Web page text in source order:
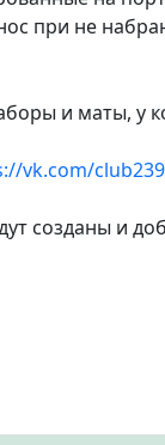
при не
и маты, у
vk.com/
созданы и